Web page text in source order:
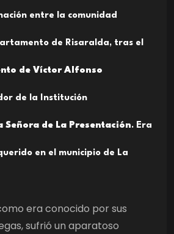
entre la comunidad
de Risaralda, tras el
de Víctor Alfonso
de la Institución
Señora de La Presentación. Era
en el municipio de La
era conocido por sus
sufrió un aparatoso